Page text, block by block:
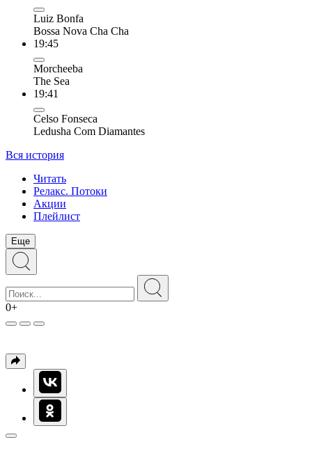
Luiz Bonfa
Bossa Nova Cha Cha
19:45
Morcheeba
The Sea
19:41
Celso Fonseca
Ledusha Com Diamantes
Вся история
Читать
Релакс. Потоки
Акции
Плейлист
Еще
0+